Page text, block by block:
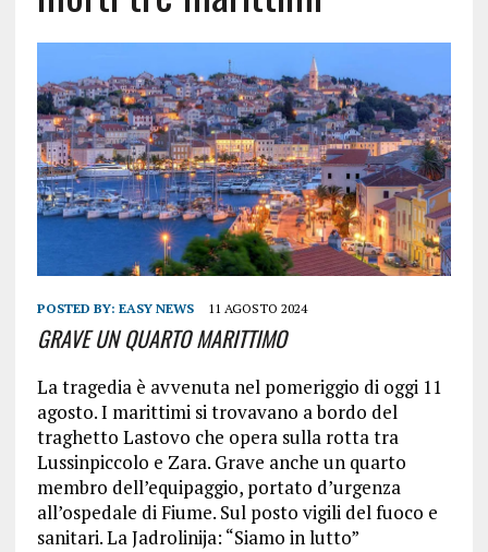
POSTED BY: EASY NEWS 11 AGOSTO 2024
GRAVE UN QUARTO MARITTIMO
La tragedia è avvenuta nel pomeriggio di oggi 11
agosto. I marittimi si trovavano a bordo del
traghetto Lastovo che opera sulla rotta tra
Lussinpiccolo e Zara. Grave anche un quarto
membro dell’equipaggio, portato d’urgenza
all’ospedale di Fiume. Sul posto vigili del fuoco e
sanitari. La Jadrolinija: “Siamo in lutto”